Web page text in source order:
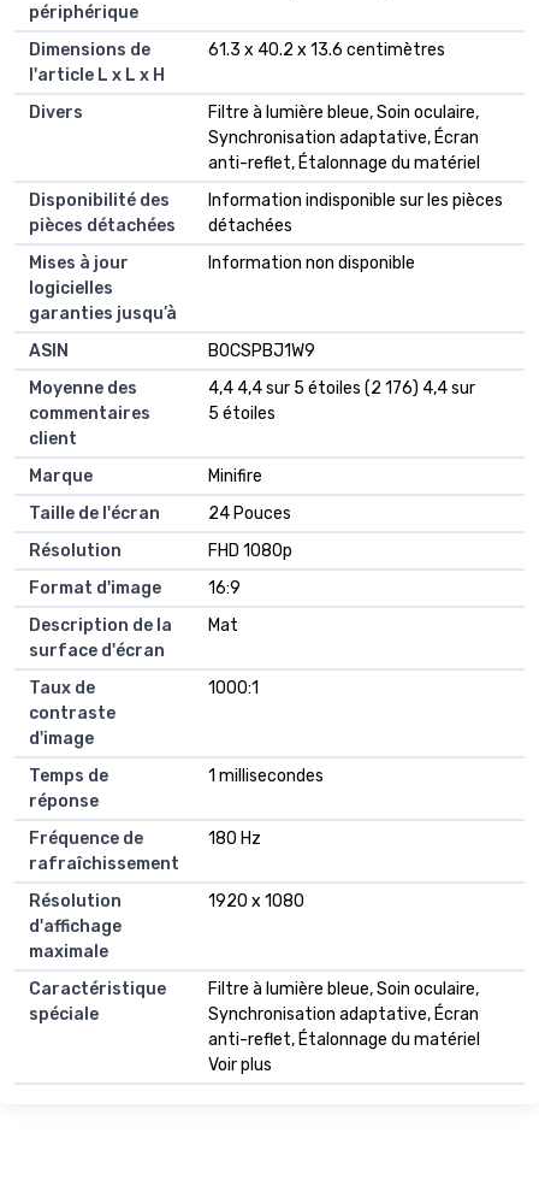
périphérique
Dimensions de
l'article L x L x H
‎61.3 x 40.2 x 13.6 centimètres
Divers
‎Filtre à lumière bleue, Soin oculaire,
Synchronisation adaptative, Écran
anti-reflet, Étalonnage du matériel
Disponibilité des
pièces détachées
‎Information indisponible sur les pièces
détachées
Mises à jour
logicielles
garanties jusqu’à
‎Information non disponible
ASIN
B0CSPBJ1W9
Moyenne des
commentaires
client
4,4 4,4 sur 5 étoiles (2 176) 4,4 sur
5 étoiles
Marque
Minifire
Taille de l'écran
24 Pouces
Résolution
FHD 1080p
Format d'image
16:9
Description de la
surface d'écran
Mat
Taux de
contraste
d'image
1000:1
Temps de
réponse
1 millisecondes
Fréquence de
rafraîchissement
180 Hz
Résolution
d'affichage
maximale
1920 x 1080
Caractéristique
spéciale
Filtre à lumière bleue, Soin oculaire,
Synchronisation adaptative, Écran
anti-reflet, Étalonnage du matériel
Voir plus